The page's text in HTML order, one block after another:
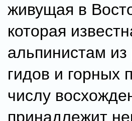
живущая в
которая
альпинистам из
гидов и горных
числу
принадлежит